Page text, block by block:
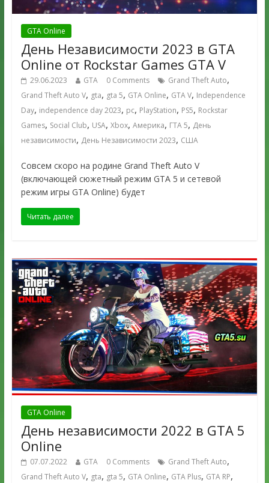
GTA Online
День Независимости 2023 в GTA
Online от Rockstar Games GTA V
29.06.2023 GTA 0 Comments Grand Theft Auto,
Grand Theft Auto V, gta, gta 5, GTA Online, GTA V, Independence
Day, independence day 2023, pc, PlayStation, PS5, Rockstar
Games, Social Club, USA, Xbox, Америка, ГТА 5, День
независимости, День Независимости 2023, США
Совсем скоро на родине Grand Theft Auto V
(включающей сюжетный режим GTA 5 и сетевой
режим игры GTA Online) будет
Читать далее
GTA Online
День независимости 2022 в GTA 5
Online
07.07.2022 GTA 0 Comments Grand Theft Auto,
Grand Theft Auto V, gta, gta 5, GTA Online, GTA Plus, GTA RP,